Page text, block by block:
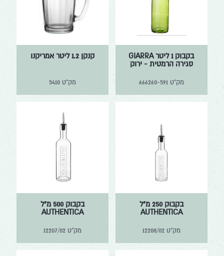
בקבוק 1 ליטר GIARRA
סגירה הרמטית - ירוק
מק"ט666260-591
קנקן 1.2 ליטר אמריקנו
מק"ט 5410
בקבוק 250 מ"ל
AUTHENTICA
מק"ט12208/02
בקבוק 500 מ"ל
AUTHENTICA
מק"ט 12207/02